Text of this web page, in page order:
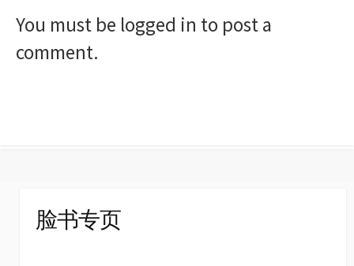
You must be logged in to post a
comment.
脸书专页